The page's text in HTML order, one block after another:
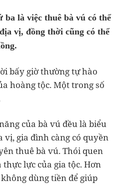
ba là việc thuê bà vú có thể
vị, đồng thời cũng có thể
bấy giờ thường tự hào
hoàng tộc. Một trong số
của bà vú đều là biểu
vị, gia đình càng có quyền
thuê bà vú. Thói quen
lực của gia tộc. Hơn
dùng tiền để giúp